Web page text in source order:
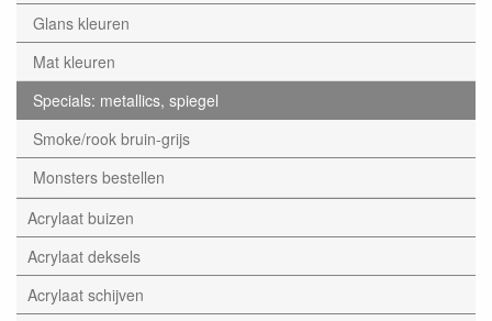
Glans kleuren
Mat kleuren
Specials: metallics, spiegel
Smoke/rook bruin-grijs
Monsters bestellen
Acrylaat buizen
Acrylaat deksels
Acrylaat schijven